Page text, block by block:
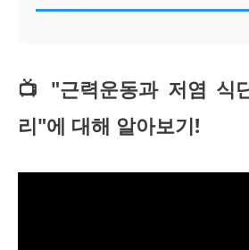
📺 "근력운동과 저염 식
리"에 대해 알아보기!